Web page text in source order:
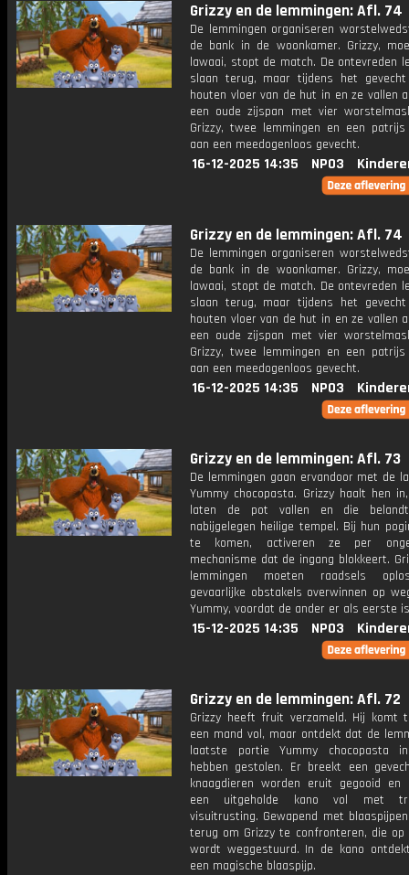
Grizzy en de lemmingen: Afl. 74
De lemmingen organiseren
de bank in de woonkamer. Grizzy,
lawaai, stopt de match. De ontevreden
slaan terug, maar tijdens het
houten vloer van de hut in en ze vallen
een oude zijspan met vier
Grizzy, twee lemmingen en een patrijs
aan een meedogenloos gevecht.
16-12-2025 14:35 NPO3
Grizzy en de lemmingen: Afl. 74
De lemmingen organiseren
de bank in de woonkamer. Grizzy,
lawaai, stopt de match. De ontevreden
slaan terug, maar tijdens het
houten vloer van de hut in en ze vallen
een oude zijspan met vier
Grizzy, twee lemmingen en een patrijs
aan een meedogenloos gevecht.
16-12-2025 14:35 NPO3
Grizzy en de lemmingen: Afl. 73
De lemmingen gaan ervandoor met de
Yummy chocopasta. Grizzy haalt hen
laten de pot vallen en die
nabijgelegen heilige tempel. Bij hun
te komen, activeren ze per
mechanisme dat de ingang blokkeert.
lemmingen moeten raadsels
gevaarlijke obstakels overwinnen op
Yummy, voordat de ander er als eerste
15-12-2025 14:35 NPO3
Grizzy en de lemmingen: Afl. 72
Grizzy heeft fruit verzameld. Hij komt
een mand vol, maar ontdekt dat de
laatste portie Yummy chocopasta
hebben gestolen. Er breekt een
knaagdieren worden eruit gegooid en
een uitgeholde kano vol met
visuitrusting. Gewapend met
terug om Grizzy te confronteren, die
wordt weggestuurd. In de kano
een magische blaaspijp.